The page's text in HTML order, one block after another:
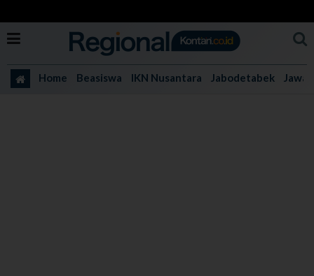
Home Beasiswa IKN Nusantara Jabodetabek Jawa